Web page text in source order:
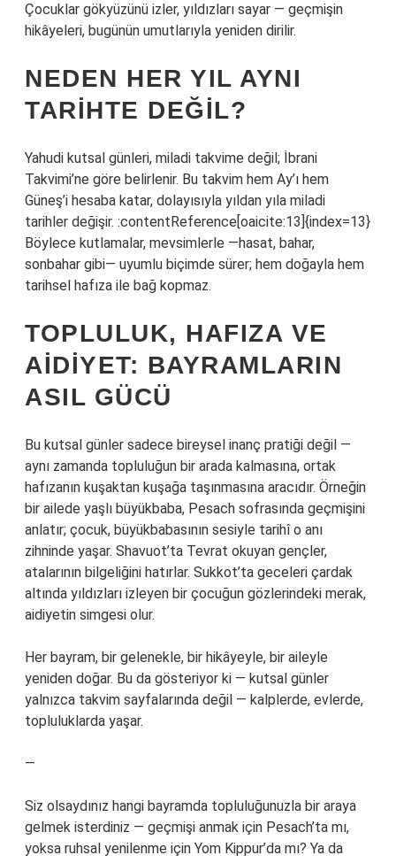
Çocuklar gökyüzünü izler, yıldızları sayar — geçmişin
hikâyeleri, bugünün umutlarıyla yeniden dirilir.
NEDEN HER YIL AYNI
TARIHTE DEĞIL?
Yahudi kutsal günleri, miladi takvime değil; İbrani
Takvimi’ne göre belirlenir. Bu takvim hem Ay’ı hem
Güneş’i hesaba katar, dolayısıyla yıldan yıla miladi
tarihler değişir. :contentReference[oaicite:13]{index=13}
Böylece kutlamalar, mevsimlerle —hasat, bahar,
sonbahar gibi— uyumlu biçimde sürer; hem doğayla hem
tarihsel hafıza ile bağ kopmaz.
TOPLULUK, HAFIZA VE
AIDIYET: BAYRAMLARIN
ASIL GÜCÜ
Bu kutsal günler sadece bireysel inanç pratiği değil —
aynı zamanda topluluğun bir arada kalmasına, ortak
hafızanın kuşaktan kuşağa taşınmasına aracıdır. Örneğin
bir ailede yaşlı büyükbaba, Pesach sofrasında geçmişini
anlatır; çocuk, büyükbabasının sesiyle tarihî o anı
zihninde yaşar. Shavuot’ta Tevrat okuyan gençler,
atalarının bilgeliğini hatırlar. Sukkot’ta geceleri çardak
altında yıldızları izleyen bir çocuğun gözlerindeki merak,
aidiyetin simgesi olur.
Her bayram, bir gelenekle, bir hikâyeyle, bir aileyle
yeniden doğar. Bu da gösteriyor ki — kutsal günler
yalnızca takvim sayfalarında değil — kalplerde, evlerde,
topluluklarda yaşar.
—
Siz olsaydınız hangi bayramda topluluğunuzla bir araya
gelmek isterdiniz — geçmişi anmak için Pesach’ta mı,
yoksa ruhsal yenilenme için Yom Kippur’da mı? Ya da